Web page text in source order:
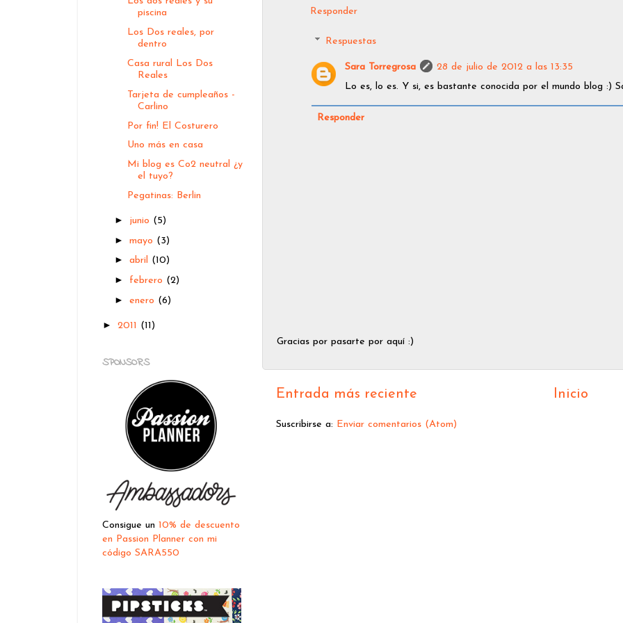
Responder
Respuestas
Sara Torregrosa
28 de julio de 2012 a las 13:35
Lo es, lo es. Y si, es bastante conocida por el mundo blog :)
Responder
Gracias por pasarte por aquí :)
Entrada más reciente Inicio
Suscribirse a: Enviar comentarios (Atom)
piscina
Los Dos reales, por
dentro
Casa rural Los Dos
Reales
Tarjeta de cumpleaños -
Carlino
Por fin! El Costurero
Uno más en casa
Mi blog es Co2 neutral ¿y
el tuyo?
Pegatinas: Berlin
► junio (5)
►mayo (3)
►abril (10)
► febrero (2)
►enero (6)
► 2011 (11)
SPONSORS
Consigue un 10% de descuento
en Passion Planner con mi
código SARA550